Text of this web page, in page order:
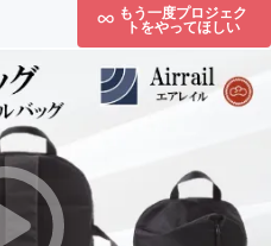
もう一度プロジェク
トをやってほしい